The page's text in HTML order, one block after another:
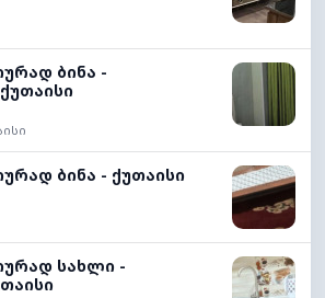
ბინა -
ბინა - ქუთაისი
სახლი -